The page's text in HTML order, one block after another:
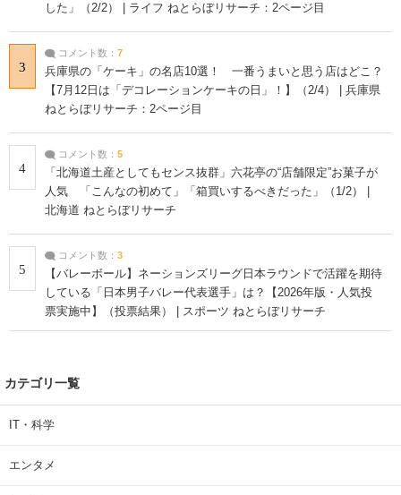
した」（2/2） | ライフ ねとらぼリサーチ：2ページ目
3
コメント数： 7
兵庫県の「ケーキ」の名店10選！ 一番うまいと思う店はどこ？
【7月12日は「デコレーションケーキの日」！】（2/4） | 兵庫県
ねとらぼリサーチ：2ページ目
4
コメント数： 5
「北海道土産としてもセンス抜群」六花亭の“店舗限定”お菓子が
人気 「こんなの初めて」「箱買いするべきだった」（1/2） |
北海道 ねとらぼリサーチ
5
コメント数： 3
【バレーボール】ネーションズリーグ日本ラウンドで活躍を期待
している「日本男子バレー代表選手」は？【2026年版・人気投
票実施中】（投票結果） | スポーツ ねとらぼリサーチ
カテゴリ一覧
IT・科学
エンタメ